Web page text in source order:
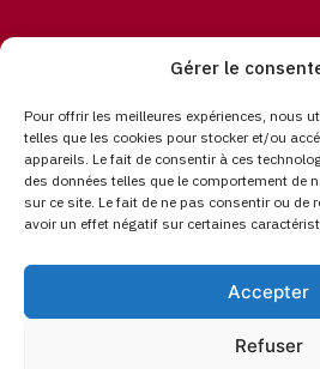
Gérer le
Pour offrir les meilleures expériences, nous
telles que les cookies pour stocker et/ou
appareils. Le fait de consentir à ces
des données telles que le comportement de
sur ce site. Le fait de ne pas consentir ou de
avoir un effet négatif sur certaines
Accepter
Refuser
Mentions légales
Agence WordPress